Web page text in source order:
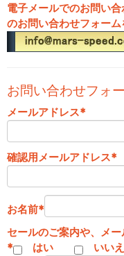
電子メールでのお問い
のお問い合わせフォーム
お問い合わせフォ
メールアドレス*
確認用メールアドレス*
お名前*
セールのご案内や、メー
*
はい いいえ